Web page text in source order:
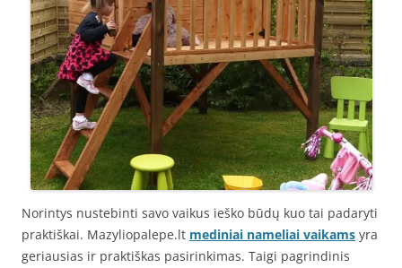
Norintys nustebinti savo vaikus ieško būdų kuo tai padaryti
praktiškai. Mazyliopalepe.lt mediniai nameliai vaikams yra
geriausias ir praktiškas pasirinkimas. Taigi pagrindinis